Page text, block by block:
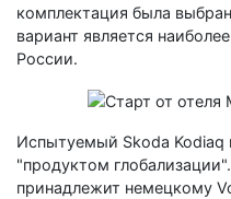
комплектация была
вариант является
России.
Испытуемый Skoda Kodiaq
"продуктом
принадлежит немецкому